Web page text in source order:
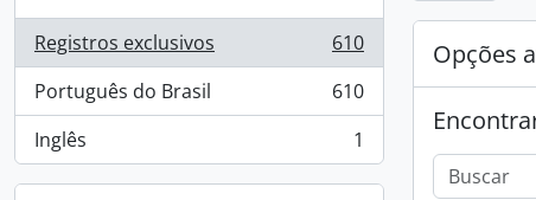
Registros exclusivos
, 610 resultados
610
Português do Brasil
, 610 resultados
610
Inglês
, 1 resultados 1
Opções